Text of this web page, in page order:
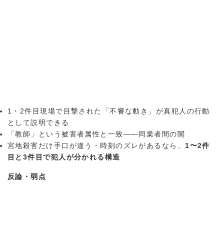
1・2件目現場で目撃された「不審な動き」が真犯人の行動
として説明できる
「教師」という被害者属性と一致——同業者間の闇
宮地殺害だけ手口が違う・時刻のズレがあるなら、 1〜2件
目と3件目で犯人が分かれる構造
反論・弱点